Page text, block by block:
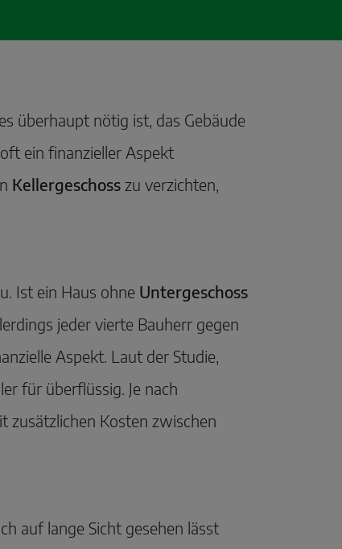
überhaupt nötig ist, das Gebäude
ein finanzieller Aspekt
Kellergeschoss zu verzichten,
Ist ein Haus ohne Untergeschoss
jeder vierte Bauherr gegen
Aspekt. Laut der Studie,
für überflüssig. Je nach
zusätzlichen Kosten zwischen
auf lange Sicht gesehen lässt